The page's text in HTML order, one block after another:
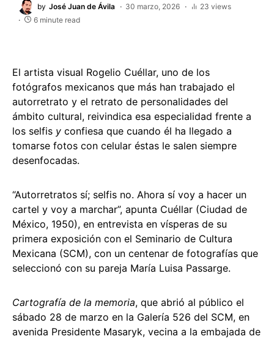
by José Juan de Ávila 30 marzo, 2026
23 views
6 minute read
El artista visual Rogelio Cuéllar, uno de los
fotógrafos mexicanos que más han trabajado el
autorretrato y el retrato de personalidades del
ámbito cultural, reivindica esa especialidad frente a
los selfis y confiesa que cuando él ha llegado a
tomarse fotos con celular éstas le salen siempre
desenfocadas.
“Autorretratos sí; selfis no. Ahora sí voy a hacer un
cartel y voy a marchar”, apunta Cuéllar (Ciudad de
México, 1950), en entrevista en vísperas de su
primera exposición con el Seminario de Cultura
Mexicana (SCM), con un centenar de fotografías que
seleccionó con su pareja María Luisa Passarge.
Cartografía de la memoria, que abrió al público el
sábado 28 de marzo en la Galería 526 del SCM, en
avenida Presidente Masaryk, vecina a la embajada de